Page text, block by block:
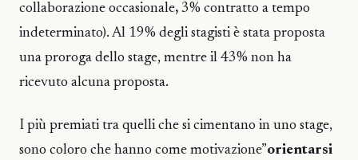
collaborazione occasionale, 3% contratto a tempo
indeterminato). Al 19% degli stagisti è stata proposta
una proroga dello stage, mentre il 43% non ha
ricevuto alcuna proposta.
I più premiati tra quelli che si cimentano in uno stage,
sono coloro che hanno come motivazione”orientarsi